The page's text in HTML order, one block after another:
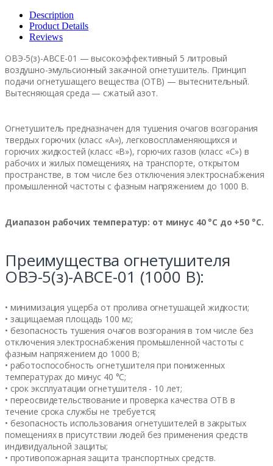
Description
Product Details
Reviews
ОВЭ-5(з)-АВСЕ-01 — высокоэффективный 5 литровый
воздушно-эмульсионный закачной огнетушитель. Принцип
подачи огнетушащего вещества (ОТВ) — вытеснительный.
Вытесняющая среда — сжатый азот.
Огнетушитель предназначен для тушения очагов возгорания
твердых горючих (класс «А»), легковоспламеняющихся и
горючих жидкостей (класс «В»), горючих газов (класс «С») в
рабочих и жилых помещениях, на транспорте, открытом
пространстве, в том числе без отключения электроснабжения
промышленной частоты с фазным напряжением до 1000 В.
Диапазон рабочих температур: от минус 40 °С до +50 °С.
Преимущества огнетушителя
ОВЭ-5(з)-АВСЕ-01 (1000 В):
• минимизация ущерба от пролива огнетушащей жидкости;
• защищаемая площадь 100 м2;
• безопасность тушения очагов возгорания в том числе без
отключения электроснабжения промышленной частоты с
фазным напряжением до 1000 В;
• работоспособность огнетушителя при пониженных
температурах до минус 40 °С;
• срок эксплуатации огнетушителя - 10 лет;
• переосвидетельствование и проверка качества ОТВ в
течение срока службы не требуется;
• безопасность использования огнетушителей в закрытых
помещениях в присутствии людей без применения средств
индивидуальной защиты;
• противопожарная защита транспортных средств.